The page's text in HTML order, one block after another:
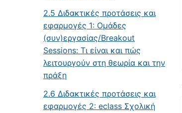
2.5 Διδακτικές προτάσεις και
εφαρμογές 1: Oμάδες
(συν)εργασίας/Breakout
Sessions: Τι είναι και πώς
λειτουργούν στη θεωρία και την
πράξη
2.6 Διδακτικές προτάσεις και
εφαρμογές 2: eclass Σχολική